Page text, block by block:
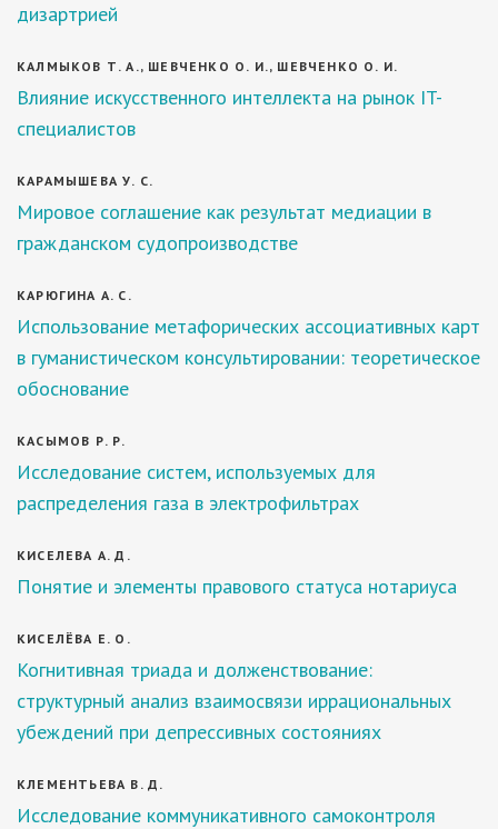
дизартрией
КАЛМЫКОВ Т. А., ШЕВЧЕНКО О. И., ШЕВЧЕНКО О. И.
Влияние искусственного интеллекта на рынок IT-
специалистов
КАРАМЫШЕВА У. С.
Мировое соглашение как результат медиации в
гражданском судопроизводстве
КАРЮГИНА А. С.
Использование метафорических ассоциативных карт
в гуманистическом консультировании: теоретическое
обоснование
КАСЫМОВ Р. Р.
Исследование систем, используемых для
распределения газа в электрофильтрах
КИСЕЛЕВА А. Д.
Понятие и элементы правового статуса нотариуса
КИСЕЛЁВА Е. О.
Когнитивная триада и долженствование:
структурный анализ взаимосвязи иррациональных
убеждений при депрессивных состояниях
КЛЕМЕНТЬЕВА В. Д.
Исследование коммуникативного самоконтроля